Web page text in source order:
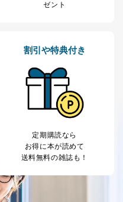
ゼント
割引や特典付き
定期購読なら
お得に本が読めて
送料無料の雑誌も！